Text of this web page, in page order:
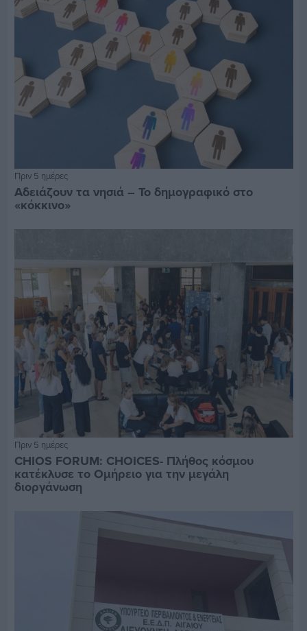
Πριν 5 ημέρες
Αδειάζουν τα νησιά – Το δημογραφικό στο
«κόκκινο»
Πριν 5 ημέρες
CHIOS FORUM: CHOICES- Πλήθος κόσμου
κατέκλυσε το Ομήρειο για την μεγάλη
διοργάνωση